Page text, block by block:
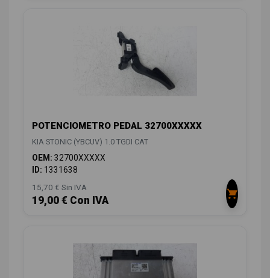
POTENCIOMETRO PEDAL 32700XXXXX
KIA STONIC (YBCUV) 1.0 TGDI CAT
OEM: 32700XXXXX
ID: 1331638
15,70 € Sin IVA
19,00 € Con IVA